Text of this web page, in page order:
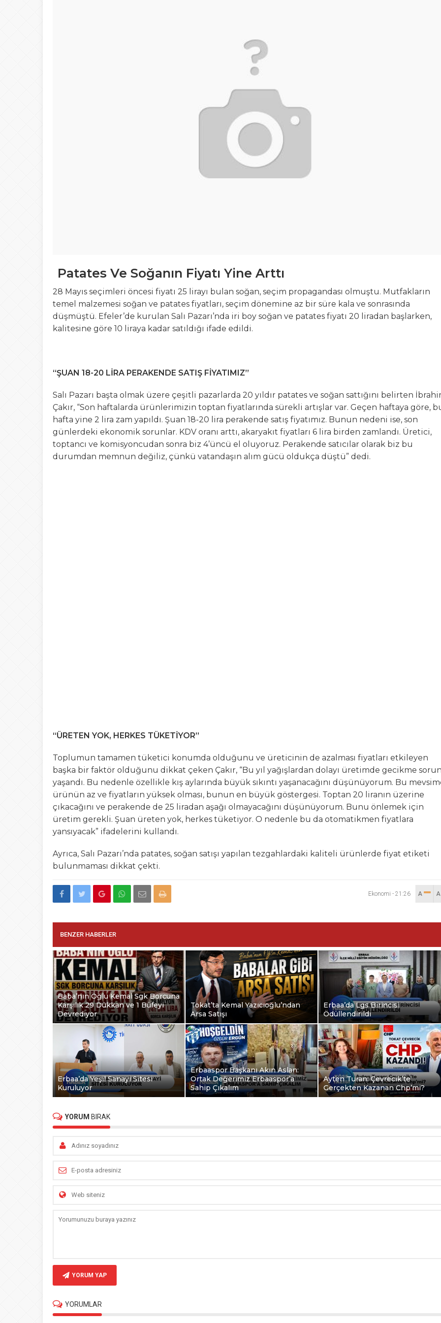
Patates Ve Soğanın Fiyatı Yine Arttı
28 Mayıs seçimleri öncesi fiyatı 25 lirayı bulan soğan, seçim propagandası olmuştu. Mutfakların
temel malzemesi soğan ve patates fiyatları, seçim dönemine az bir süre kala ve sonrasında
düşmüştü. Efeler’de kurulan Salı Pazarı’nda iri boy soğan ve patates fiyatı 20 liradan başlarken,
kalitesine göre 10 liraya kadar satıldığı ifade edildi.
“ŞUAN 18-20 LİRA PERAKENDE SATIŞ FİYATIMIZ”
Salı Pazarı başta olmak üzere çeşitli pazarlarda 20 yıldır patates ve soğan sattığını belirten
Çakır, “Son haftalarda ürünlerimizin toptan fiyatlarında sürekli artışlar var. Geçen haftaya göre,
hafta yine 2 lira zam yapıldı. Şuan 18-20 lira perakende satış fiyatımız. Bunun nedeni ise, son
günlerdeki ekonomik sorunlar. KDV oranı arttı, akaryakıt fiyatları 6 lira birden zamlandı. Üretici,
toptancı ve komisyoncudan sonra biz 4’üncü el oluyoruz. Perakende satıcılar olarak biz bu
durumdan memnun değiliz, çünkü vatandaşın alım gücü oldukça düştü” dedi.
“ÜRETEN YOK, HERKES TÜKETİYOR”
Toplumun tamamen tüketici konumda olduğunu ve üreticinin de azalması fiyatları etkileyen
başka bir faktör olduğunu dikkat çeken Çakır, “Bu yıl yağışlardan dolayı üretimde gecikme
yaşandı. Bu nedenle özellikle kış aylarında büyük sıkıntı yaşanacağını düşünüyorum. Bu
ürünün az ve fiyatların yüksek olması, bunun en büyük göstergesi. Toptan 20 liranın üzerine
çıkacağını ve perakende de 25 liradan aşağı olmayacağını düşünüyorum. Bunu önlemek için
üretim gerekli. Şuan üreten yok, herkes tüketiyor. O nedenle bu da otomatikmen fiyatlara
yansıyacak” ifadelerini kullandı.
Ayrıca, Salı Pazarı’nda patates, soğan satışı yapılan tezgahlardaki kaliteli ürünlerde fiyat etiketi
bulunmaması dikkat çekti.
Ekonomi - 21:26 A
BENZER HABERLER
Baba’nın Oğlu Kemal Sgk Borcuna
Karşılık 29 Dükkan ve 1 Büfeyi
Devrediyor
Tokat’ta Kemal Yazıcıoğlu’ndan
Arsa Satışı
Erbaa’da Lgs Birincisi
Ödüllendirildi
Erbaa’da Yeşil Sanayi Sitesi
Kuruluyor
Erbaaspor Başkanı Akın Aslan:
Ortak Değerimiz Erbaaspor’a
Sahip Çıkalım
Ayten Turan: Çevrecik’te
Gerçekten Kazanan Chp’mi?
YORUM BIRAK
YORUM YAP
YORUMLAR